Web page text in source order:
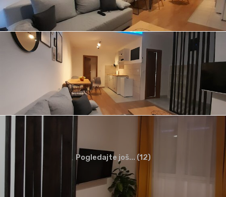
Pogledajte još... (12)